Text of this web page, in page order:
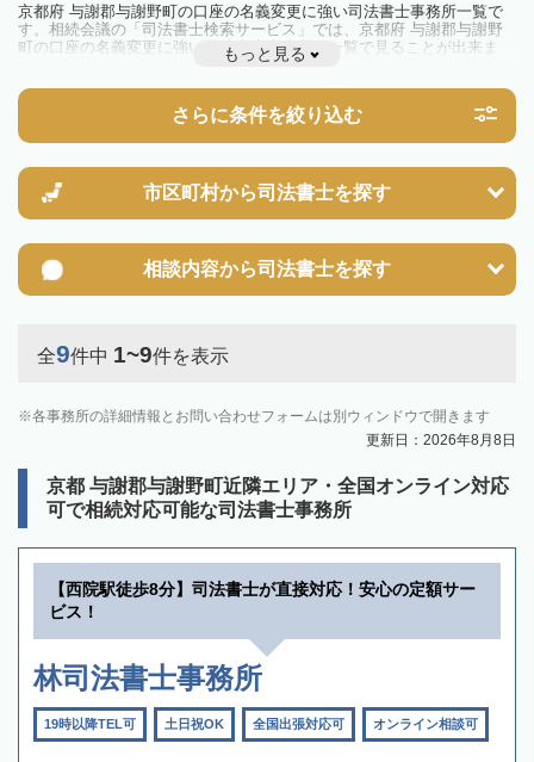
京都府 与謝郡与謝野町の口座の名義変更に強い司法書士事務所一覧で
す。相続会議の「司法書士検索サービス」では、京都府 与謝郡与謝野
町の口座の名義変更に強い司法書士事務所を一覧で見ることが出来ま
す。相続のトラブルやお悩みを抱えている方は一度近隣の司法書士に相
もっと見る
さらに条件を絞り込む
市区町村から司法書士を探す
相談内容から司法書士を探す
全9件中 1~9件を表示
各事務所の詳細情報とお問い合わせフォームは別ウィンドウで開きます
更新日：2026年8月8日
京都 与謝郡与謝野町近隣エリア・全国オンライン対応
可で相続対応可能な司法書士事務所
【西院駅徒歩8分】司法書士が直接対応！安心の定額サー
ビス！
林司法書士事務所
19時以降TEL可 土日祝OK 全国出張対応可 オンライン相談可